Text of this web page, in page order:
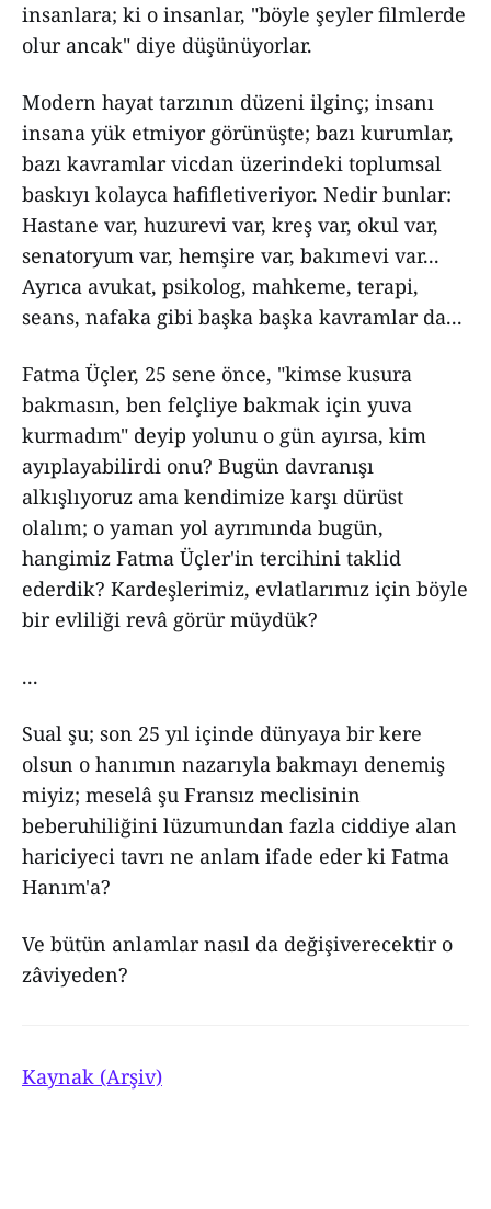
insanlara; ki o insanlar, "böyle şeyler filmlerde
olur ancak" diye düşünüyorlar.
Modern hayat tarzının düzeni ilginç; insanı
insana yük etmiyor görünüşte; bazı kurumlar,
bazı kavramlar vicdan üzerindeki toplumsal
baskıyı kolayca hafifletiveriyor. Nedir bunlar:
Hastane var, huzurevi var, kreş var, okul var,
senatoryum var, hemşire var, bakımevi var...
Ayrıca avukat, psikolog, mahkeme, terapi,
seans, nafaka gibi başka başka kavramlar da...
Fatma Üçler, 25 sene önce, "kimse kusura
bakmasın, ben felçliye bakmak için yuva
kurmadım" deyip yolunu o gün ayırsa, kim
ayıplayabilirdi onu? Bugün davranışı
alkışlıyoruz ama kendimize karşı dürüst
olalım; o yaman yol ayrımında bugün,
hangimiz Fatma Üçler'in tercihini taklid
ederdik? Kardeşlerimiz, evlatlarımız için böyle
bir evliliği revâ görür müydük?
...
Sual şu; son 25 yıl içinde dünyaya bir kere
olsun o hanımın nazarıyla bakmayı denemiş
miyiz; meselâ şu Fransız meclisinin
beberuhiliğini lüzumundan fazla ciddiye alan
hariciyeci tavrı ne anlam ifade eder ki Fatma
Hanım'a?
Ve bütün anlamlar nasıl da değişiverecektir o
zâviyeden?
Kaynak (Arşiv)